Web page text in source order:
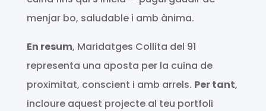
menjar bo, saludable i amb ànima.
En resum, Maridatges Collita del 91
representa una aposta per la cuina de
proximitat, conscient i amb arrels. Per tant,
incloure aquest projecte al teu portfoli